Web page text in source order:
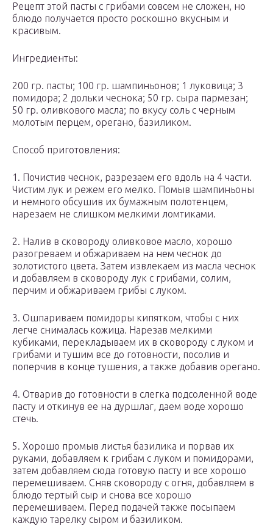
Рецепт этой пасты с грибами совсем не сложен, но
блюдо получается просто роскошно вкусным и
красивым.
Ингредиенты:
200 гр. пасты; 100 гр. шампиньонов; 1 луковица; 3
помидора; 2 дольки чеснока; 50 гр. сыра пармезан;
50 гр. оливкового масла; по вкусу соль с черным
молотым перцем, орегано, базиликом.
Способ приготовления:
1. Почистив чеснок, разрезаем его вдоль на 4 части.
Чистим лук и режем его мелко. Помыв шампиньоны
и немного обсушив их бумажным полотенцем,
нарезаем не слишком мелкими ломтиками.
2. Налив в сковороду оливковое масло, хорошо
разогреваем и обжариваем на нем чеснок до
золотистого цвета. Затем извлекаем из масла чеснок
и добавляем в сковороду лук с грибами, солим,
перчим и обжариваем грибы с луком.
3. Ошпариваем помидоры кипятком, чтобы с них
легче снималась кожица. Нарезав мелкими
кубиками, перекладываем их в сковороду с луком и
грибами и тушим все до готовности, посолив и
поперчив в конце тушения, а также добавив орегано.
4. Отварив до готовности в слегка подсоленной воде
пасту и откинув ее на дуршлаг, даем воде хорошо
стечь.
5. Хорошо промыв листья базилика и порвав их
руками, добавляем к грибам с луком и помидорами,
затем добавляем сюда готовую пасту и все хорошо
перемешиваем. Сняв сковороду с огня, добавляем в
блюдо тертый сыр и снова все хорошо
перемешиваем. Перед подачей также посыпаем
каждую тарелку сыром и базиликом.